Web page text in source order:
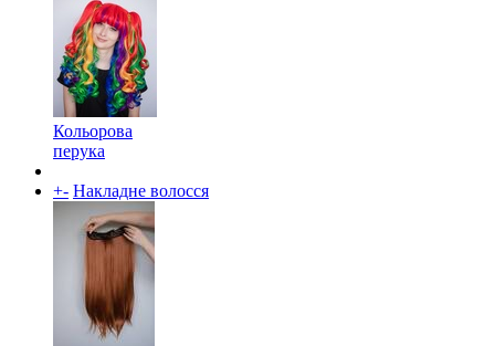
Кольорова
перука
+- Накладне волосся